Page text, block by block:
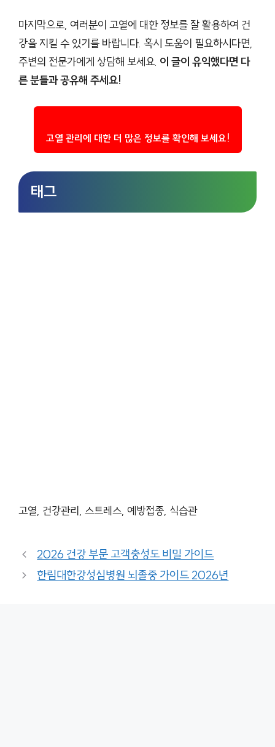
마지막으로, 여러분이 고열에 대한 정보를 잘 활용하여 건
강을 지킬 수 있기를 바랍니다. 혹시 도움이 필요하시다면,
주변의 전문가에게 상담해 보세요. 이 글이 유익했다면 다
른 분들과 공유해 주세요!
고열 관리에 대한 더 많은 정보를 확인해 보세요!
태그
고열, 건강관리, 스트레스, 예방접종, 식습관
2026 건강 부문 고객충성도 비밀 가이드
한림대한강성심병원 뇌졸중 가이드 2026년